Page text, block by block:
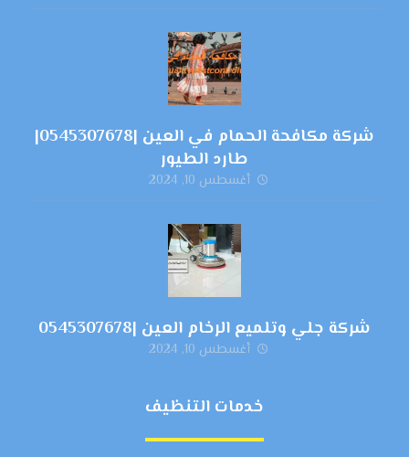
شركة مكافحة الحمام في العين |0545307678|
طارد الطيور
أغسطس 10, 2024
شركة جلي وتلميع الرخام العين |0545307678
أغسطس 10, 2024
خدمات التنظيف